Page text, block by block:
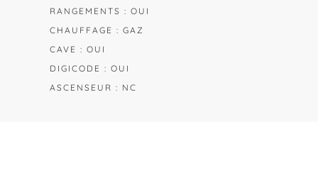
RANGEMENTS : OUI
CHAUFFAGE : GAZ
CAVE : OUI
DIGICODE : OUI
ASCENSEUR : NC